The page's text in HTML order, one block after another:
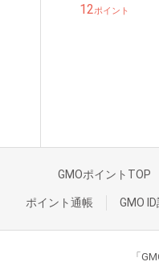
12ポイント
GMOポイントTOP
ポイント通帳 GMO
「